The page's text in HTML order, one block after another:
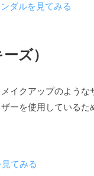
ダルを見てみる
ズ）
メイクアップのよう
ーを使用している
てみる